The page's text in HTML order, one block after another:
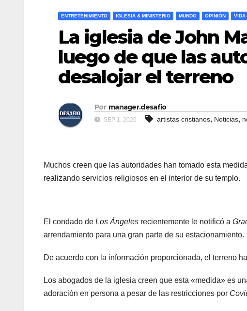
ENTRETENIMIENTO IGLESIA & MINISTERIO MUNDO OPINIÓN VIDA
La iglesia de John
luego de que las
desalojar el terreno
Por manager.desafio
SEP 1, 2020 artistas cristianos, Noticias,
Muchos creen que las autoridades han tomado esta
realizando servicios religiosos en el interior de su templo.
El condado de Los Ángeles recientemente le notificó a
arrendamiento para una gran parte de su estacionamiento.
De acuerdo con la información proporcionada, el terreno
Los abogados de la iglesia creen que esta «medida» es
adoración en persona a pesar de las restricciones por